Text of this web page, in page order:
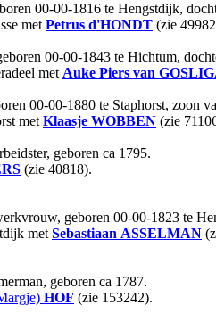
00-00-1816 te Hengstdijk,
met Petrus d'HONDT (zie
00-00-1843 te Hichtum,
met Auke Piers van
00-00-1880 te Staphorst, zoon
met Klaasje WOBBEN (zie
geboren ca 1795.
(zie 40818).
geboren 00-00-1823 te
met Sebastiaan ASSELMAN
geboren ca 1787.
HOF (zie 153242).